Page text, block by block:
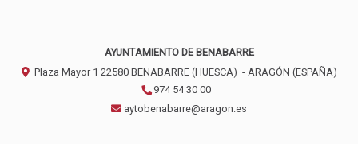
AYUNTAMIENTO DE BENABARRE
Plaza Mayor 1 22580 BENABARRE (HUESCA) - ARAGÓN (ESPAÑA)
974 54 30 00
aytobenabarre@aragon.es